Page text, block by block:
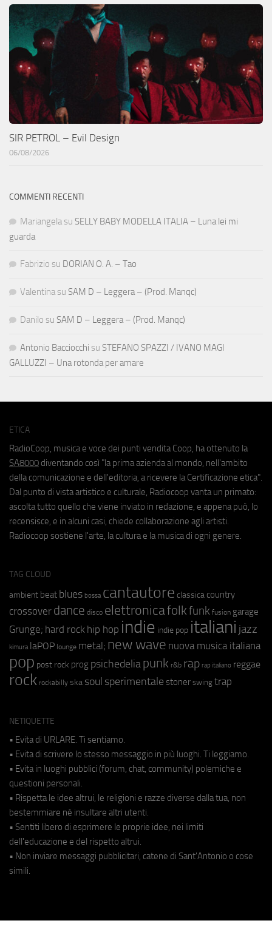
SIR PETROL – Evil Design
06/08/2026
COMMENTI RECENTI
Mariangela su SELLY BABY MODELLA ITALIA – Luna lei mi
guarda
Fabrizio su DORIAN O. A. – Tao
Valentina su SAM D – Leggera – (Prod. Manqc)
Danilo su SAM D – Leggera – (Prod. Manqc)
Antonio Bacciocchi su STEFANO SPAZZI / IVANO MAGI
GALLUZZI – Una rotonda per amare
ETICA
RadioCoop, musica e voce dei punti vendita Coop, ha ottenuto la
SA8000 diventando così "la prima azienda al mondo, nell'ambito
della comunicazione e dell'editoria, a ricevere la Certificazione etica".
Dal punto di vista artistico e culturale, Radiocoop vanta un primato:
ascolta tutto quello che viene inviato in redazione, e appena può, lo
recensisce, e in alcuni casi, chiede collaborazione agli artisti.
Radiocoop sostiene l'arte, la cultura e la musica di ogni genere.
TAG CLOUD
ambient beat blues bossa cantautore classica country
crossover dance disco elettronicafolkfunk fusion garage
Grunge; hard rock hip hop indie indie pop italiani jazz
kimura laPOP lounge metal; new wave nuova musica italiana
pop post rock prog psichedeliapunk r&b rap rap italiano reggae
rock rockabilly ska soul sperimentale stoner swing trap
NETIQUETTE
• Evita di URLARE. Ti sentiamo.
• Evita di scrivere lo stesso messaggio in più luoghi. Ti leggiamo.
• Evita in luoghi pubblici (forum, chat, community) polemiche e
questioni personali.
• Rispetta le idee altrui, le religioni e razze diverse dalla tua, non
bestemmiare né insultare altri utenti.
• Sentiti libero di esprimere le proprie idee, nei limiti
dell'educazione e del rispetto altrui.
• Non inviare messaggi pubblicitari, catene di Sant'Antonio o cose
simili.